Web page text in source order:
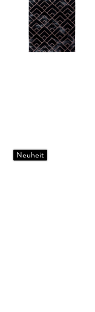
Neuheit